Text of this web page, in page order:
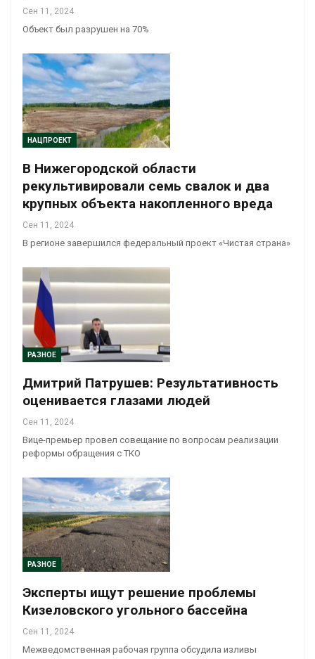
Сен 11, 2024
Объект был разрушен на 70%
НАЦПРОЕКТ
В Нижегородской области
рекультивировали семь свалок и два
крупных объекта накопленного вреда
Сен 11, 2024
В регионе завершился федеральный проект «Чистая страна»
РАЗНОЕ
Дмитрий Патрушев: Результативность
оценивается глазами людей
Сен 11, 2024
Вице-премьер провел совещание по вопросам реализации
реформы обращения с ТКО
РАЗНОЕ
Эксперты ищут решение проблемы
Кизеловского угольного бассейна
Сен 11, 2024
Межведомственная рабочая группа обсудила изливы